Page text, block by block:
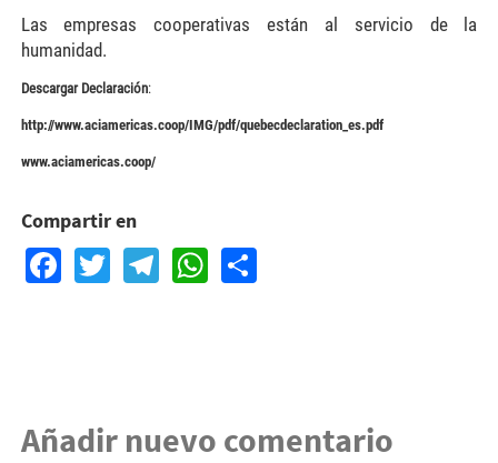
Las empresas cooperativas están al servicio de la
humanidad.
Descargar Declaración:
http://www.aciamericas.coop/IMG/pdf/quebecdeclaration_es.pdf
www.aciamericas.coop/
Compartir en
Facebook
TwitterTelegram
WhatsApp
Share
Añadir nuevo comentario